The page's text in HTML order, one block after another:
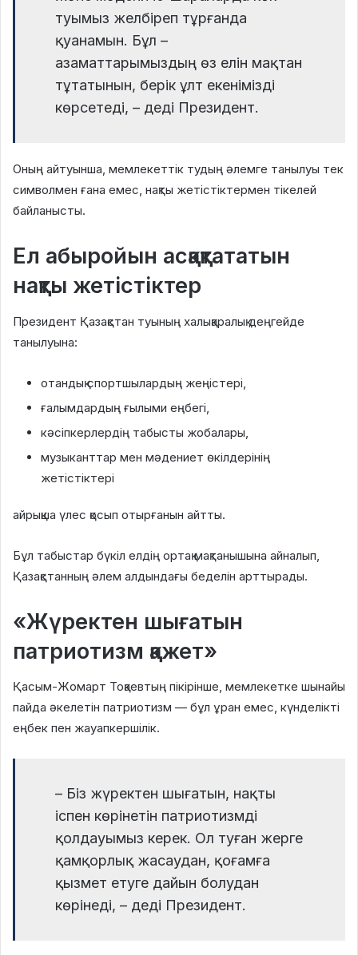
туымыз желбіреп тұрғанда
қуанамын. Бұл –
азаматтарымыздың өз елін мақтан
тұтатынын, берік ұлт екенімізді
көрсетеді, – деді Президент.
Оның айтуынша, мемлекеттік тудың әлемге танылуы тек
символмен ғана емес, нақты жетістіктермен тікелей
байланысты.
Ел абыройын асқақтататын
нақты жетістіктер
Президент Қазақстан туының халықаралық деңгейде
танылуына:
отандық спортшылардың жеңістері,
ғалымдардың ғылыми еңбегі,
кәсіпкерлердің табысты жобалары,
музыканттар мен мәдениет өкілдерінің
жетістіктері
айрықша үлес қосып отырғанын айтты.
Бұл табыстар бүкіл елдің ортақ мақтанышына айналып,
Қазақстанның әлем алдындағы беделін арттырады.
«Жүректен шығатын
патриотизм қажет»
Қасым-Жомарт Тоқаевтың пікірінше, мемлекетке шынайы
пайда әкелетін патриотизм — бұл ұран емес, күнделікті
еңбек пен жауапкершілік.
– Біз жүректен шығатын, нақты
іспен көрінетін патриотизмді
қолдауымыз керек. Ол туған жерге
қамқорлық жасаудан, қоғамға
қызмет етуге дайын болудан
көрінеді, – деді Президент.